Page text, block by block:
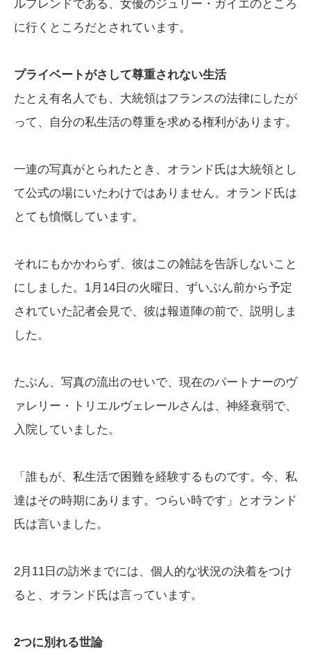
ルフレンドである、女優のジュリー・ガイエのところ
に行くところだとされています。
プライベートがさして尊重されない生活
たとえ有名人でも、大統領はフランスの法律にしたが
って、自分の私生活の尊重を求める権利があります。
一連の写真がとられたとき、オランド氏は大統領とし
て公式の場にいたわけではありません。オランド氏は
とても憤慨しています。
それにもかかわらず、彼はこの雑誌を告訴しないこと
にしました。1月14日の火曜日、ずいぶん前から予定
されていた記者会見で、彼は報道陣の前で、説明しま
した。
たぶん、写真の流出のせいで、現在のパートナーのヴ
ァレリー・トリエルヴェレールさんは、神経衰弱で、
入院していました。
「誰もが、私生活で困難を経験するものです。今、私
達はその時期にあります。つらい時です」とオランド
氏は言いました。
2月11日の訪米までには、個人的な状況の決着をつけ
ると、オランド氏は言っています。
2つに別れる世論